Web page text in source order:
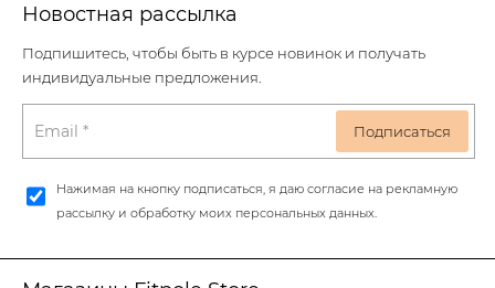
Новостная рассылка
Подпишитесь, чтобы быть в курсе новинок и получать
индивидуальные предложения.
Нажимая на кнопку подписаться, я даю согласие на рекламную
рассылку и обработку моих персональных данных.